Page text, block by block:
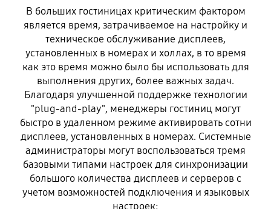
В больших гостиницах критическим фактором
является время, затрачиваемое на настройку и
техническое обслуживание дисплеев,
установленных в номерах и холлах, в то время
как это время можно было бы использовать для
выполнения других, более важных задач.
Благодаря улучшенной поддержке технологии
"plug-and-play", менеджеры гостиниц могут
быстро в удаленном режиме активировать сотни
дисплеев, установленных в номерах. Системные
администраторы могут воспользоваться тремя
базовыми типами настроек для синхронизации
большого количества дисплеев и серверов с
учетом возможностей подключения и языковых
настроек: